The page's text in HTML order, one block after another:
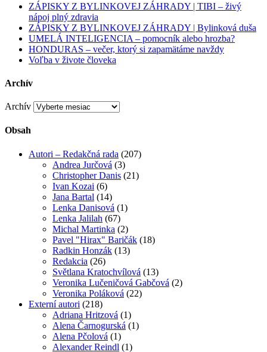
ZÁPISKY Z BYLINKOVEJ ZÁHRADY | TIBI – živý
nápoj plný zdravia
ZÁPISKY Z BYLINKOVEJ ZÁHRADY | Bylinková duša
UMELÁ INTELIGENCIA – pomocník alebo hrozba?
HONDURAS – večer, ktorý si zapamätáme navždy
Voľba v živote človeka
Archív
Archív
Obsah
Autori – Redakčná rada (207)
Andrea Jurčová (3)
Christopher Danis (21)
Ivan Kozai (6)
Jana Bartal (14)
Lenka Danisová (1)
Lenka Jalilah (67)
Michal Martinka (2)
Pavel "Hirax" Baričák (18)
Radkin Honzák (13)
Redakcia (26)
Světlana Kratochvílová (13)
Veronika Lučeničová Gabčová (2)
Veronika Poláková (22)
Externí autori (218)
Adriana Hritzová (1)
Alena Čarnogurská (1)
Alena Pčolová (1)
Alexander Reindl (1)